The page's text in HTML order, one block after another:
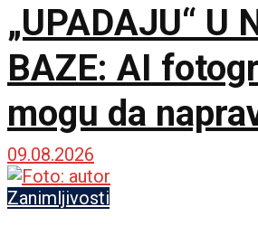
„UPADAJU“ U
BAZE: AI
mogu da
problem mnogo
obične prevare
09.08.2026
Zanimljivosti